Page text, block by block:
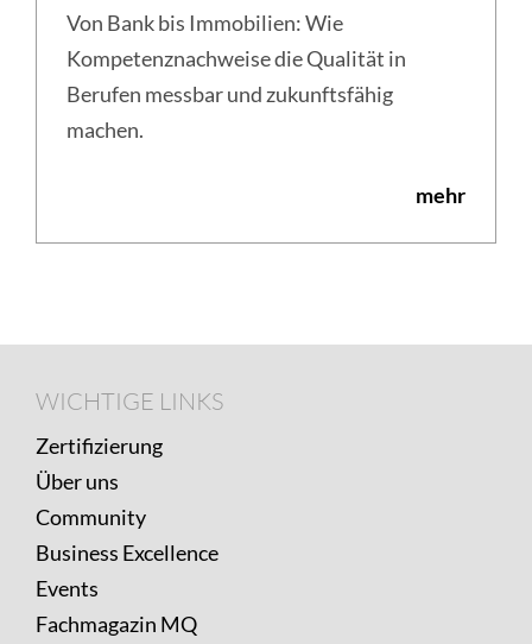
Von Bank bis Immobilien: Wie
Kompetenznachweise die Qualität in
Berufen messbar und zukunftsfähig
machen.
mehr
WICHTIGE
WICHTIGE LINKS
Zertifizierung
Über uns
Community
Business Excellence
Events
Fachmagazin MQ